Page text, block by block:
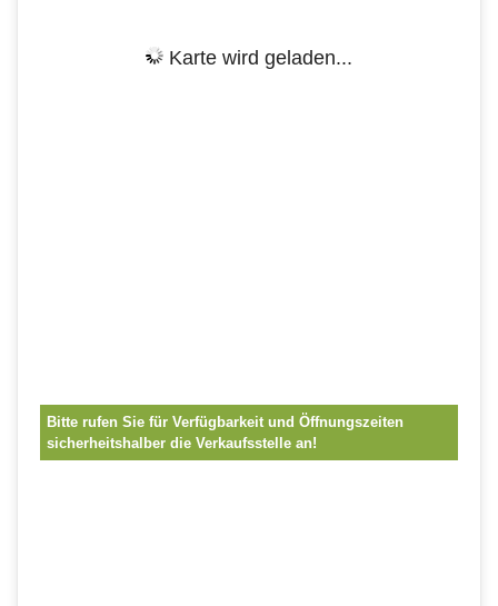
Karte wird geladen...
Bitte rufen Sie für Verfügbarkeit und Öffnungszeiten
sicherheitshalber die Verkaufsstelle an!